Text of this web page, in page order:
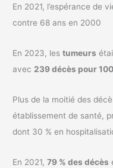
En 2021, l’espérance de
contre 68 ans en 2000
En 2023, lestumeurs
avec 239 décès pour
Plus de la moitié des
établissement de santé,
dont 30 % en
En 2021,79 % des décès